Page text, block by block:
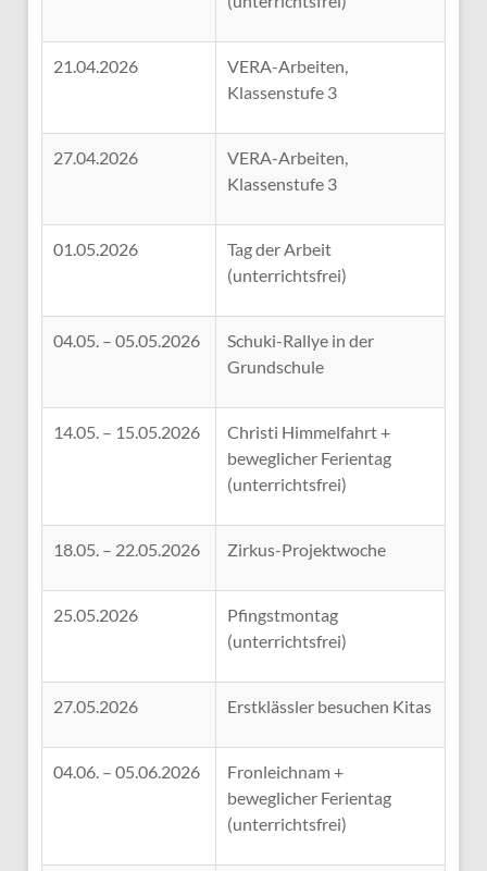
21.04.2026
VERA-Arbeiten,
Klassenstufe 3
27.04.2026
VERA-Arbeiten,
Klassenstufe 3
01.05.2026
Tag der Arbeit
(unterrichtsfrei)
04.05. – 05.05.2026
Schuki-Rallye in der
Grundschule
14.05. – 15.05.2026
Christi Himmelfahrt +
beweglicher Ferientag
(unterrichtsfrei)
18.05. – 22.05.2026 Zirkus-Projektwoche
25.05.2026
Pfingstmontag
(unterrichtsfrei)
27.05.2026 Erstklässler besuchen Kitas
04.06. – 05.06.2026
Fronleichnam +
beweglicher Ferientag
(unterrichtsfrei)